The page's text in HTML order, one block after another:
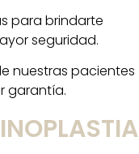
para brindarte
seguridad.
nuestras pacientes
garantía.